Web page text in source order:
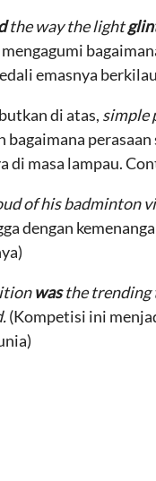
the way the light
emasnya
di atas, simple
bagaimana
di masa lampau.
of his badminton
dengan
wasthe trending
(Kompetisi ini